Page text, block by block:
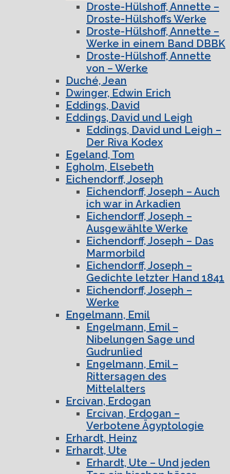
Droste-Hülshoff, Annette –
Droste-Hülshoffs Werke
Droste-Hülshoff, Annette –
Werke in einem Band DBBK
Droste-Hülshoff, Annette
von – Werke
Duché, Jean
Dwinger, Edwin Erich
Eddings, David
Eddings, David und Leigh
Eddings, David und Leigh –
Der Riva Kodex
Egeland, Tom
Egholm, Elsebeth
Eichendorff, Joseph
Eichendorff, Joseph – Auch
ich war in Arkadien
Eichendorff, Joseph –
Ausgewählte Werke
Eichendorff, Joseph – Das
Marmorbild
Eichendorff, Joseph –
Gedichte letzter Hand 1841
Eichendorff, Joseph –
Werke
Engelmann, Emil
Engelmann, Emil –
Nibelungen Sage und
Gudrunlied
Engelmann, Emil –
Rittersagen des
Mittelalters
Ercivan, Erdogan
Ercivan, Erdogan –
Verbotene Ägyptologie
Erhardt, Heinz
Erhardt, Ute
Erhardt, Ute – Und jeden